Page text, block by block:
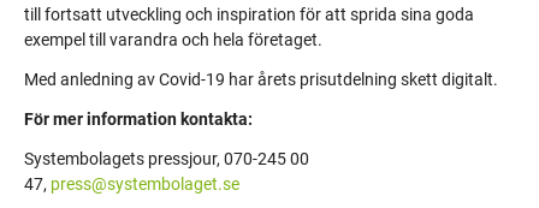
till fortsatt utveckling och inspiration för att sprida sina goda
exempel till varandra och hela företaget.
Med anledning av Covid-19 har årets prisutdelning skett digitalt.
För mer information kontakta:
Systembolagets pressjour, 070-245 00
47, press@systembolaget.se